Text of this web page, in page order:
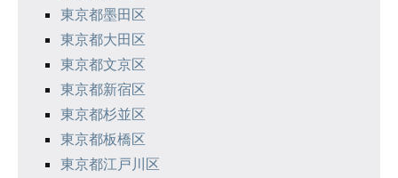
東京都墨田区
東京都大田区
東京都文京区
東京都新宿区
東京都杉並区
東京都板橋区
東京都江戸川区